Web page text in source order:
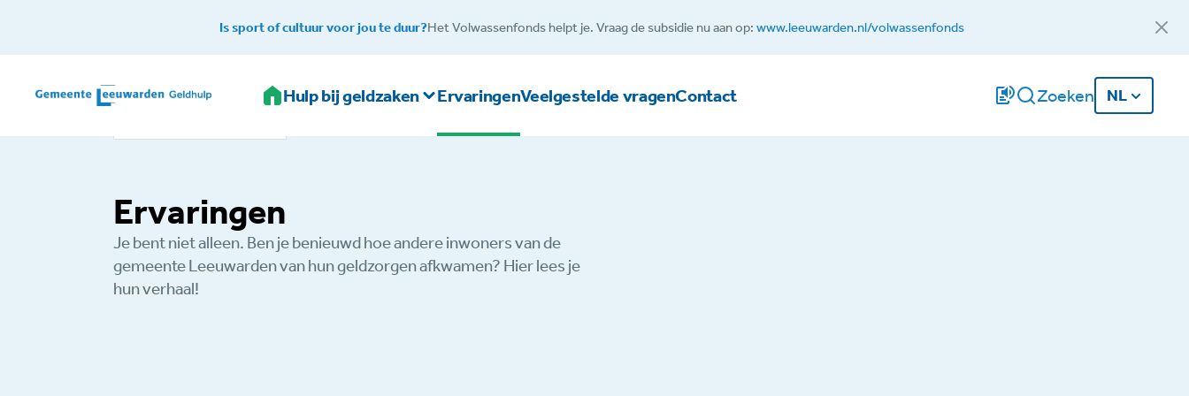
Is sport of cultuur voor jou te duur?Het Volwassenfonds helpt je. Vraag de subsidie nu aan op: www.leeuwarden.nl/volwassenfonds
HomeHulp bij geldzaken ErvaringenVeelgestelde vragenContact Zoeken NL
Ervaringen
Je bent niet alleen. Ben je benieuwd hoe andere inwoners van de
gemeente Leeuwarden van hun geldzorgen afkwamen? Hier lees je
hun verhaal!